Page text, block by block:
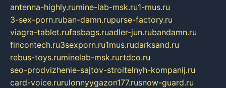
antenna-highly.rumine-lab-msk.ru1-mus.ru
3-sex-porn.ruban-damn.rupurse-factory.ru
viagra-tablet.rufasbags.ruadler-jun.rubandamn.ru
fincontech.ru3sexporn.ru1mus.rudarksand.ru
rebus-toys.ruminelab-msk.rurtdco.ru
seo-prodvizhenie-sajtov-stroitelnyh-kompanij.ru
card-voice.rurulonnyygazon177.rusnow-guard.ru